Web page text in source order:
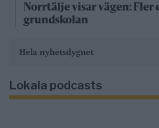
Norrtälje visar vägen: Fler
grundskolan
Hela nyhetsdygnet
Lokala podcasts